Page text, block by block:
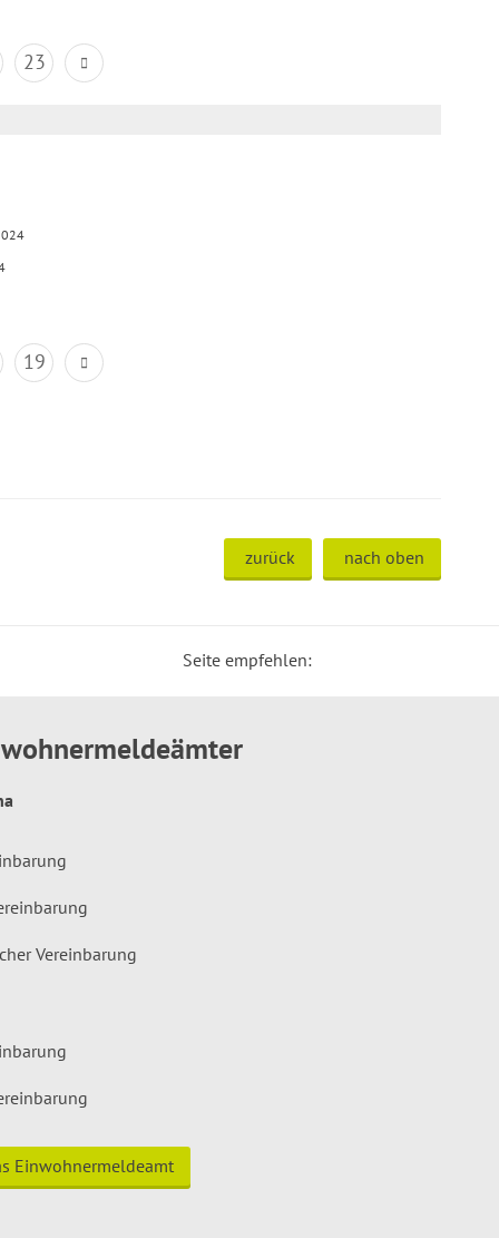
23
19
zurück nach oben
Seite empfehlen:
Vereinbarung
Einwohnermeldeamt